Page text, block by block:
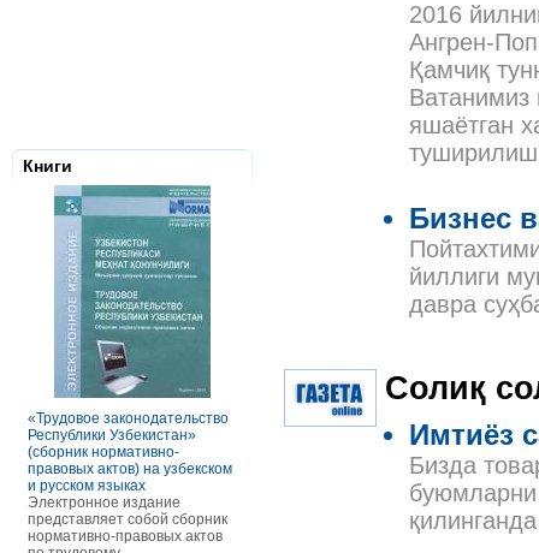
Книги
«Трудовое законодательство
Республики Узбекистан»
(сборник нормативно-
правовых актов) на узбекском
и русском языках
Электронное издание
представляет собой сборник
нормативно-правовых актов
РАСЧЕТЫ С ПЕРСОНАЛОМ II
ТОМ ОСОБЕННОСТИ
В книге рассмотрены вопросы
оплаты труда отдельных
отдельных сферах и случаях.
Республики
Сборник
Данное
по сути
сборник
правовых
Узбекистан.
законы,
2016
Ангрен-
Қамчиқ
Ватанимиз
яшаётган
Бизнес
йиллиги
давра
Солиқ
Имтиёз
Бизда
буюмларни